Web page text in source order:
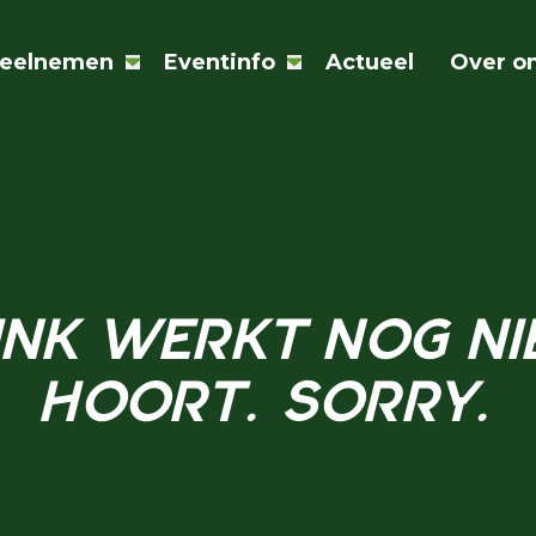
(Toon subnavigatie - Ingeklapt)
Eventinfo (Toon subnavigatie -
Actueel Over
WERKT NOG
HOORT. SORRY.